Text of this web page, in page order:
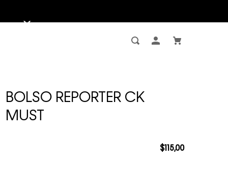
BOLSO REPORTER CK
MUST
$115,00